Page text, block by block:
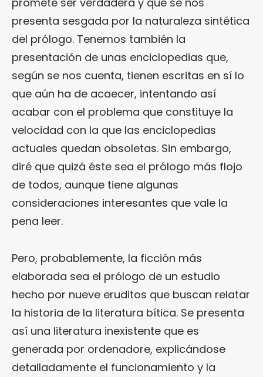
presenta sesgada por la naturaleza sintética
del prólogo. Tenemos también la
presentación de unas enciclopedias que,
según se nos cuenta, tienen escritas en sí lo
que aún ha de acaecer, intentando así
acabar con el problema que constituye la
velocidad con la que las enciclopedias
actuales quedan obsoletas. Sin embargo,
diré que quizá éste sea el prólogo más flojo
de todos, aunque tiene algunas
consideraciones interesantes que vale la
pena leer.
Pero, probablemente, la ficción más
elaborada sea el prólogo de un estudio
hecho por nueve eruditos que buscan relatar
la historia de la literatura bítica. Se presenta
así una literatura inexistente que es
generada por ordenadore, explicándose
detalladamente el funcionamiento y la